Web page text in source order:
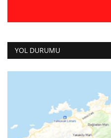
YOL DURUMU